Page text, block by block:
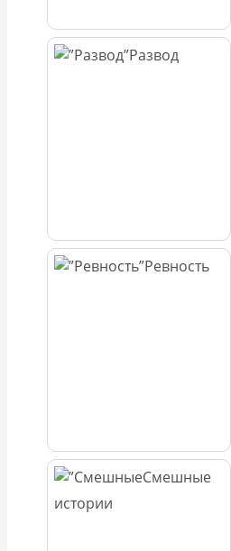
Развод
Ревность
Смешные
истории